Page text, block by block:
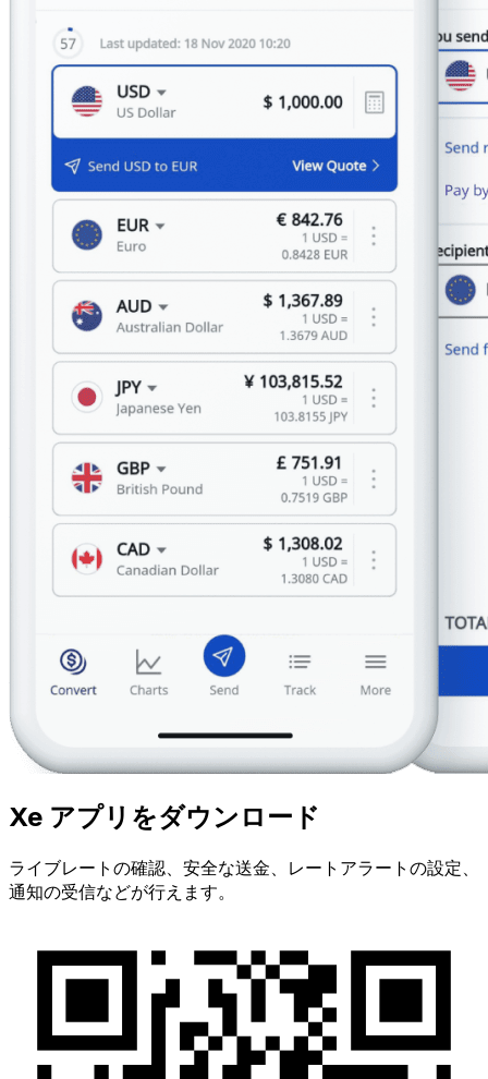
Xe アプリをダウンロード
ライブレートの確認、安全な送金、レートアラートの設定、
通知の受信などが行えます。